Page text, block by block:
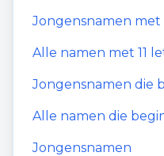
Jongensnamen met
Alle namen met 11
Jongensnamen die
Alle namen die
Jongensnamen